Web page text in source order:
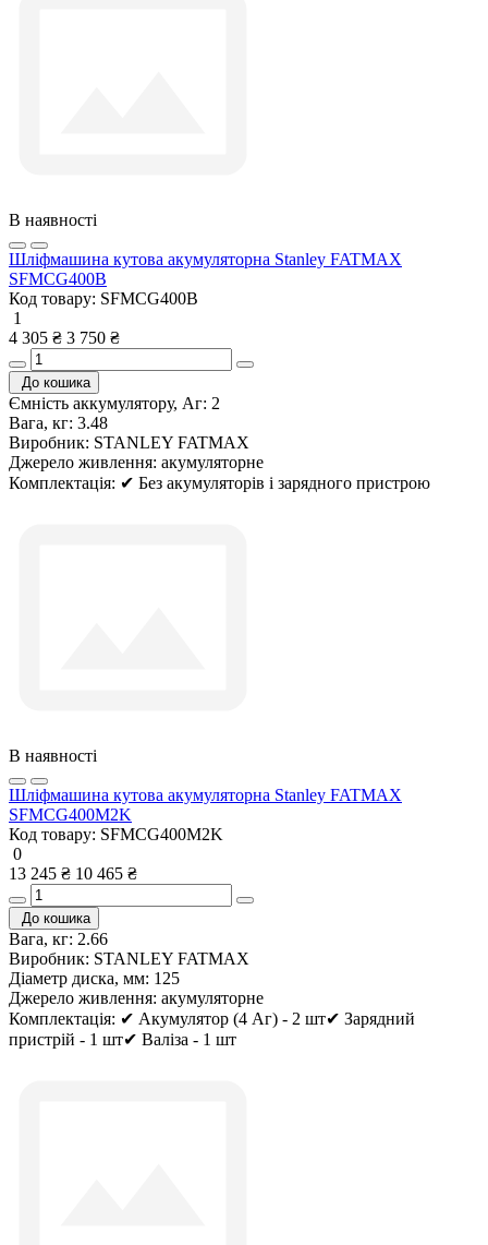
В наявності
Шліфмашина кутова акумуляторна Stanley FATMAX
SFMCG400B
Код товару: SFMCG400B
1
4 305 ₴ 3 750 ₴
До кошика
Ємність аккумулятору, Аг: 2
Вага, кг: 3.48
Виробник: STANLEY FATMAX
Джерело живлення: акумуляторне
Комплектація: ✔ Без акумуляторів і зарядного пристрою
В наявності
Шліфмашина кутова акумуляторна Stanley FATMAX
SFMCG400M2K
Код товару: SFMCG400M2K
0
13 245 ₴ 10 465 ₴
До кошика
Вага, кг: 2.66
Виробник: STANLEY FATMAX
Діаметр диска, мм: 125
Джерело живлення: акумуляторне
Комплектація: ✔ Акумулятор (4 Аг) - 2 шт✔ Зарядний
пристрій - 1 шт✔ Валіза - 1 шт